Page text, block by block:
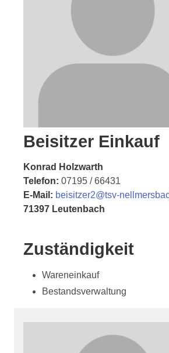
Beisitzer Einkauf
Konrad Holzwarth
Telefon: 07195 / 66431
E-Mail: beisitzer2@tsv-
71397 Leutenbach
Zuständigkeit
Wareneinkauf
Bestandsverwaltung